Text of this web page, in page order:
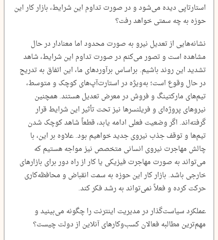
استارتاپی دیده می‌شود و در صورت تداوم این شرایط، بازار کار این
حوزه به چه سمتی خواهد رفت؟
نشانه‌هایی از تعدیل نیرو به صورت محدود اما معنادار در حال
مشاهده است و تصور می‌کنم در صورت تداوم این شرایط، شاهد
تشدید این روند باشیم. براساس برآوردهای ما، این اتفاق به تدریج
در حال وقوع است؛ به‌ویژه در استارت‌آپ‌های کوچک و متوسط،
تیم‌های مارکتینگ و فروش در معرض تعدیل هستند. همچنین
نیروهای پروژه‌ای و فریلنسرها نیز تحت تأثیر این شرایط قرار
گرفته‌اند. اگر وضعیت فعلی ادامه یابد، قطعاً شاهد کوچک شدن
تیم‌ها و توقف جذب نیروی جدید خواهیم بود. علاوه بر این، با
چالش مهاجرت نیروی انسانی متخصص نیز مواجه هستیم که
می‌تواند به صورت مهاجرت فیزیکی یا کار از راه دور برای بازارهای
خارجی باشد. بازار کار این حوزه به سمت انقباض و محافظه‌کاری
حرکت کرده و فعلاً نمی‌تواند به رشد فکر کند.
عملکرد سیاست‌گذار در مدیریت اینترنت را چگونه می‌بینید و
مهم‌ترین مطالبه فعالان کسب‌وکارهای آنلاین از دولت چیست؟